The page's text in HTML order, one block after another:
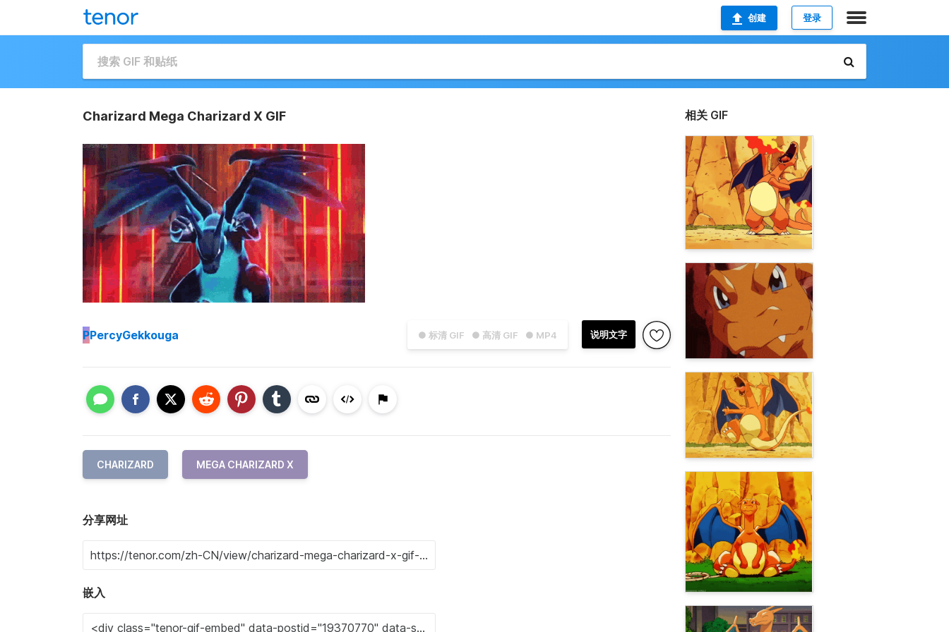
创建 登录
Charizard Mega Charizard X GIF
● 标清 GIF ● 高清 GIF ● MP4 说明文字
PPercyGekkouga
CHARIZARD MEGA CHARIZARD X
分享网址
嵌入
相关 GIF